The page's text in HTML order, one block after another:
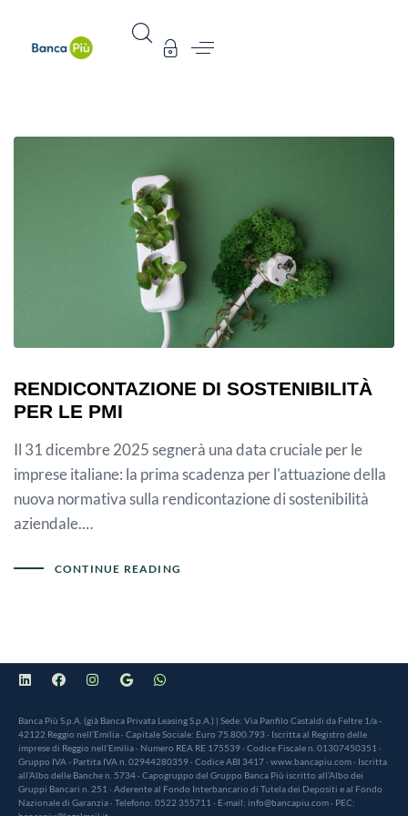
RENDICONTAZIONE DI SOSTENIBILITÀ
PER LE PMI
Il 31 dicembre 2025 segnerà una data cruciale per le
imprese italiane: la prima scadenza per l'attuazione della
nuova normativa sulla rendicontazione di sostenibilità
aziendale.…
CONTINUE READING
Banca Più S.p.A. (già Banca Privata Leasing S.p.A.) | Sede: Via Panfilo Castaldi da Feltre 1/a -
42122 Reggio nell’Emilia · Capitale Sociale: Euro 75.800.793 · Iscritta al Registro delle
imprese di Reggio nell’Emilia · Numero REA RE 175539 · Codice Fiscale n. 01307450351 ·
Gruppo IVA - Partita IVA n. 02944280359 · Codice ABI 3417 · www.bancapiu.com · Iscritta
all’Albo delle Banche n. 5734 · Capogruppo del Gruppo Banca Più iscritto all’Albo dei
Gruppi Bancari n. 251 · Aderente al Fondo Interbancario di Tutela dei Depositi e al Fondo
Nazionale di Garanzia · Telefono: 0522 355711 · E-mail: info@bancapiu.com · PEC: